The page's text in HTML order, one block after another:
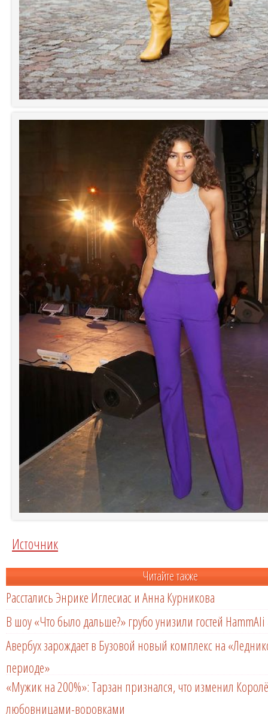
Источник
Читайте также
Расстались Энрике Иглесиас и Анна Курникова
В шоу «Что было дальше?» грубо унизили гостей HammAli
Авербух зарождает в Бузовой новый комплекс на
периоде»
«Мужик на 200%»: Тарзан признался, что изменил
любовницами-воровками